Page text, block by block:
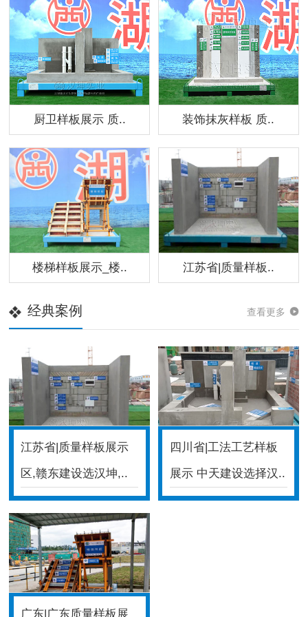
厨卫样板展示 质.. 装饰抹灰样板 质..
楼梯样板展示_楼.. 江苏省|质量样板..
查看更多
经典案例
江苏省|质量样板展示
区,赣东建设选汉坤,..
四川省|工法工艺样板
展示 中天建设选择汉..
广东|广东质量样板展